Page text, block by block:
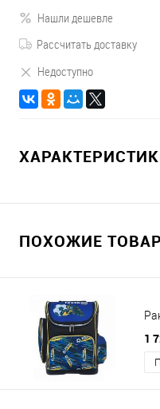
Нашли дешевле
Рассчитать доставку
Недоступно
ПОХОЖИЕ
1